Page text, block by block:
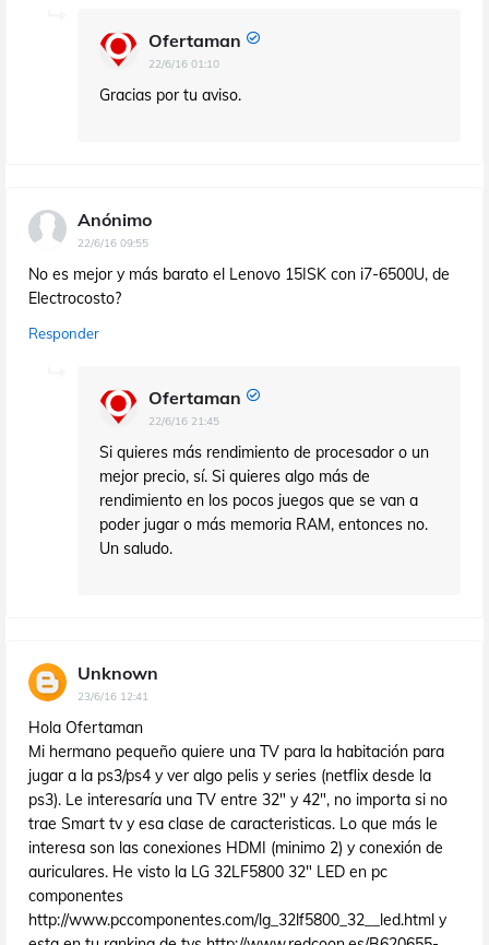
Ofertaman
22/6/16 01:10
Gracias por tu aviso.
Anónimo
22/6/16 09:55
No es mejor y más barato el Lenovo 15ISK con i7-6500U, de
Electrocosto?
Responder
Ofertaman
22/6/16 21:45
Si quieres más rendimiento de procesador o un
mejor precio, sí. Si quieres algo más de
rendimiento en los pocos juegos que se van a
poder jugar o más memoria RAM, entonces no.
Un saludo.
Unknown
23/6/16 12:41
Hola Ofertaman
Mi hermano pequeño quiere una TV para la habitación para
jugar a la ps3/ps4 y ver algo pelis y series (netflix desde la
ps3). Le interesaría una TV entre 32" y 42", no importa si no
trae Smart tv y esa clase de caracteristicas. Lo que más le
interesa son las conexiones HDMI (minimo 2) y conexión de
auriculares. He visto la LG 32LF5800 32" LED en pc
componentes
http://www.pccomponentes.com/lg_32lf5800_32__led.html y